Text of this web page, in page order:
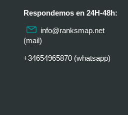
Respondemos en 24H-48h:
info@ranksmap.net
(mail)
+34654965870 (whatsapp)